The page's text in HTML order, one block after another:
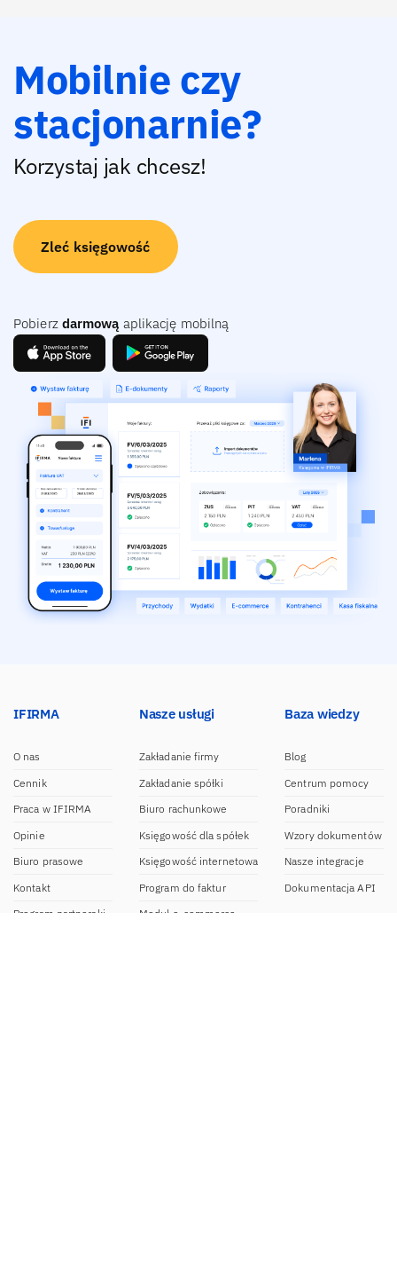
Mobilnie czy
stacjonarnie?
Korzystaj jak chcesz!
Zleć księgowość
Pobierz darmową aplikację mobilną
IFIRMA
O nas
Cennik
Praca w IFIRMA
Opinie
Biuro prasowe
Kontakt
Program partnerski
Nasze usługi
Zakładanie firmy
Zakładanie spółki
Biuro rachunkowe
Księgowość dla spółek
Księgowość internetowa
Program do faktur
Moduł e-commerce
Baza wiedzy
Blog
Centrum pomocy
Poradniki
Wzory dokumentów
Nasze integracje
Dokumentacja API